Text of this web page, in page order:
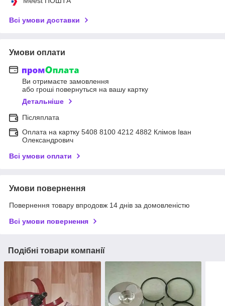
Всі умови доставки
Умови оплати
Ви отримаєте замовлення
або гроші повернуться на вашу картку
Детальніше
Післяплата
Оплата на картку 5408 8100 4212 4882 Клімов Іван
Олександрович
Всі умови оплати
Умови повернення
Повернення товару впродовж 14 днів за домовленістю
Всі умови повернення
Подібні товари компанії